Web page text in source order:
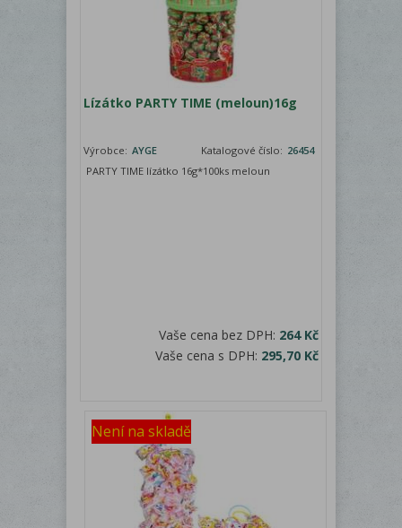
Lízátko PARTY TIME (meloun)16g
Výrobce: AYGE Katalogové číslo: 26454
PARTY TIME lízátko 16g*100ks meloun
Vaše cena bez DPH: 264 Kč
Vaše cena s DPH: 295,70 Kč
Není na skladě